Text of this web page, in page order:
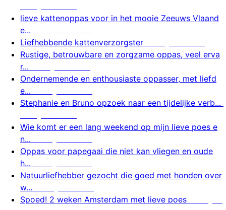
lieve kattenoppas voor in het mooie Zeeuws Vlaand
e...
Liefhebbende kattenverzorgster
Rustige, betrouwbare en zorgzame oppas, veel erva
r...
Ondernemende en enthousiaste oppasser, met liefd
e...
Stephanie en Bruno opzoek naar een tijdelijke verb...
Wie komt er een lang weekend op mijn lieve poes e
n...
Oppas voor papegaai die niet kan vliegen en oude
h...
Natuurliefhebber gezocht die goed met honden over
w...
Spoed! 2 weken Amsterdam met lieve poes